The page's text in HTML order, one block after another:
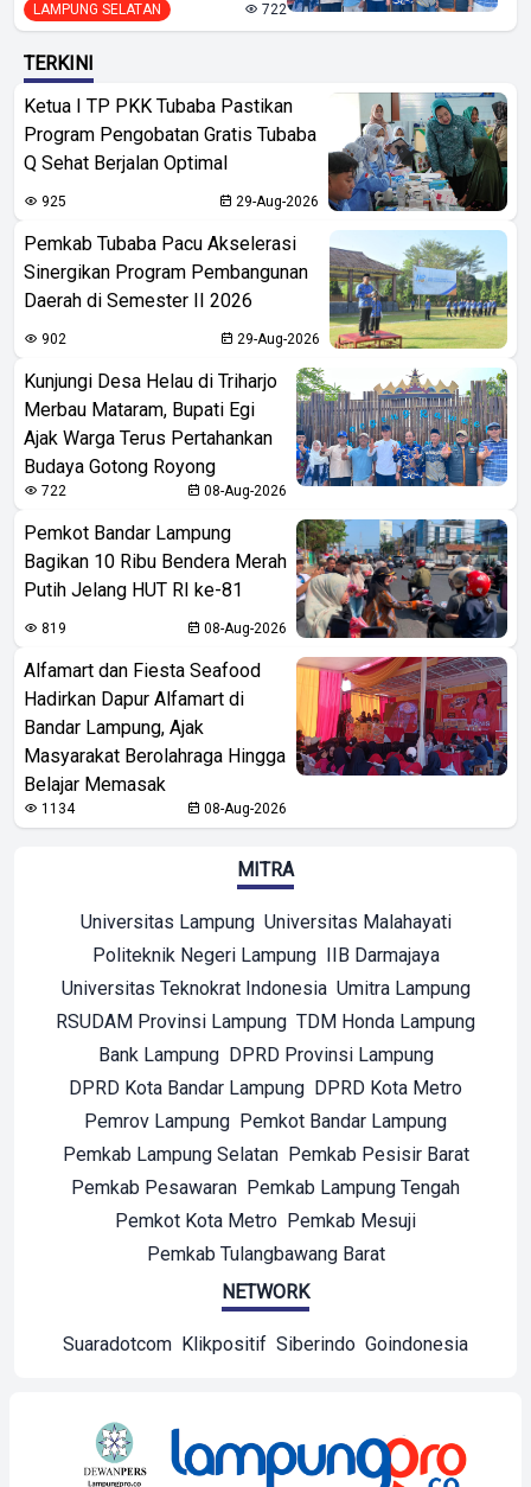
LAMPUNG SELATAN 722
TERKINI
Ketua I TP PKK Tubaba Pastikan
Program Pengobatan Gratis Tubaba
Q Sehat Berjalan Optimal
925 29-Aug-2026
Pemkab Tubaba Pacu Akselerasi
Sinergikan Program Pembangunan
Daerah di Semester II 2026
902 29-Aug-2026
Kunjungi Desa Helau di Triharjo
Merbau Mataram, Bupati Egi
Ajak Warga Terus Pertahankan
Budaya Gotong Royong
722 08-Aug-2026
Pemkot Bandar Lampung
Bagikan 10 Ribu Bendera Merah
Putih Jelang HUT RI ke-81
819 08-Aug-2026
Alfamart dan Fiesta Seafood
Hadirkan Dapur Alfamart di
Bandar Lampung, Ajak
Masyarakat Berolahraga Hingga
Belajar Memasak
1134 08-Aug-2026
MITRA
Universitas Lampung Universitas Malahayati
Politeknik Negeri Lampung IIB Darmajaya
Universitas Teknokrat Indonesia Umitra Lampung
RSUDAM Provinsi Lampung TDM Honda Lampung
Bank Lampung DPRD Provinsi Lampung
DPRD Kota Bandar Lampung DPRD Kota Metro
Pemrov Lampung Pemkot Bandar Lampung
Pemkab Lampung Selatan Pemkab Pesisir Barat
Pemkab Pesawaran Pemkab Lampung Tengah
Pemkot Kota Metro Pemkab Mesuji
Pemkab Tulangbawang Barat
NETWORK
Suaradotcom Klikpositif Siberindo Goindonesia